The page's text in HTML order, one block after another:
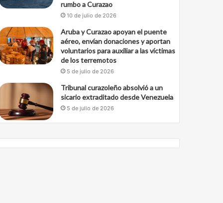
rumbo a Curazao
10 de julio de 2026
Aruba y Curazao apoyan el puente
aéreo, envían donaciones y aportan
voluntarios para auxiliar a las víctimas
de los terremotos
5 de julio de 2026
Tribunal curazoleño absolvió a un
sicario extraditado desde Venezuela
5 de julio de 2026